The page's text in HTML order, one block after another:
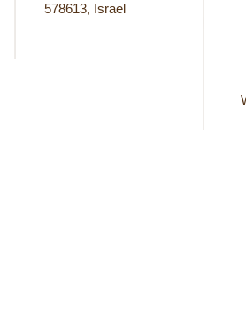
578613, Israel